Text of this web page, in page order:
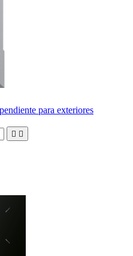
para exteriores
 